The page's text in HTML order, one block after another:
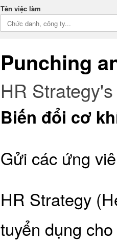
Tên việc làm
Punching
HR
Biến đổi cơ
Gửi các ứng
HR Strategy
tuyển dụng